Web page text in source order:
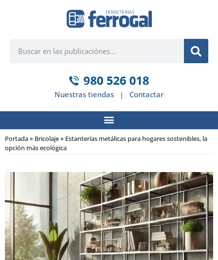
Nuestras tiendas | Contactar
Portada» Bricolaje» Estanterías metálicas para hogares sostenibles, la
opción más ecológica